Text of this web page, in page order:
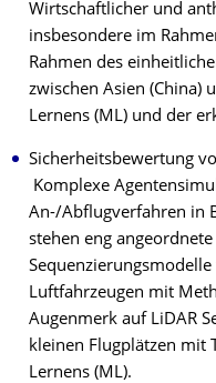
Wirtschaftlicher und
insbesondere im
Rahmen des
zwischen Asien (China)
Lernens (ML) und der
Sicherheitsbewertung
Komplexe
An-/Abflugverfahren in
stehen eng
Luftfahrzeugen mit
Augenmerk auf LiDAR
kleinen Flugplätzen mit
Lernens (ML).